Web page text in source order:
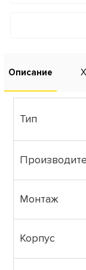
Описание
Тип
Монтаж
Корпус